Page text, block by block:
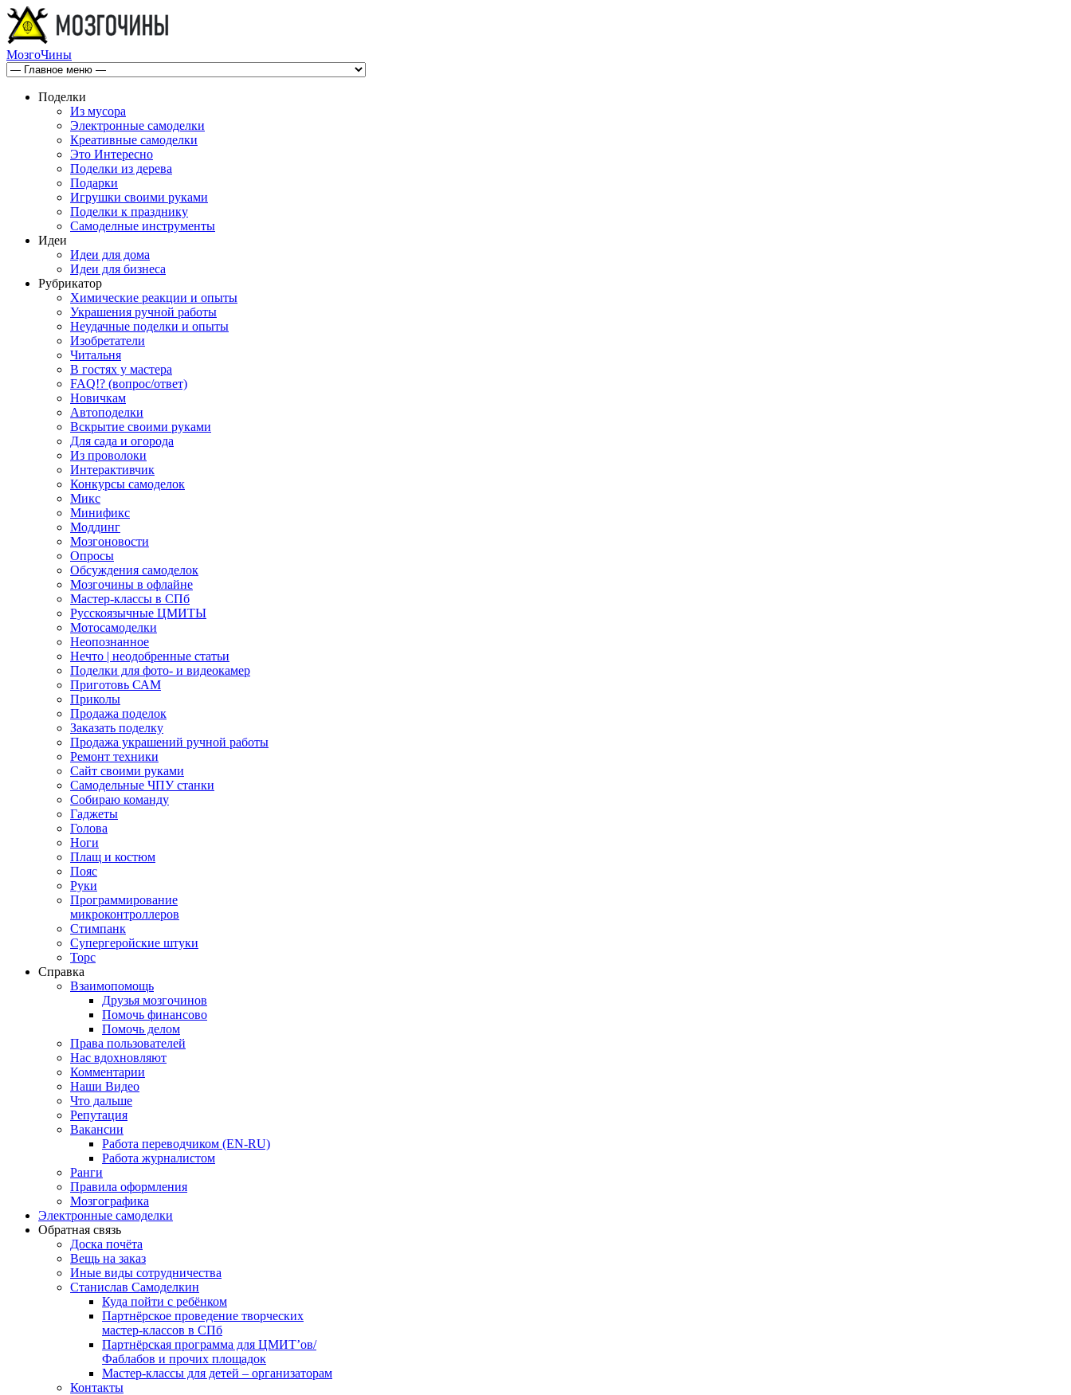
МозгоЧины
Поделки
Из мусора
Электронные самоделки
Креативные самоделки
Это Интересно
Поделки из дерева
Подарки
Игрушки своими руками
Поделки к празднику
Самоделные инструменты
Идеи
Идеи для дома
Идеи для бизнеса
Рубрикатор
Химические реакции и опыты
Украшения ручной работы
Неудачные поделки и опыты
Изобретатели
Читальня
В гостях у мастера
FAQ!? (вопрос/ответ)
Новичкам
Автоподелки
Вскрытие своими руками
Для сада и огорода
Из проволоки
Интерактивчик
Конкурсы самоделок
Микс
Минификс
Моддинг
Мозгоновости
Опросы
Обсуждения самоделок
Мозгочины в офлайне
Мастер-классы в СПб
Русскоязычные ЦМИТЫ
Мотосамоделки
Неопознанное
Нечто | неодобренные статьи
Поделки для фото- и видеокамер
Приготовь САМ
Приколы
Продажа поделок
Заказать поделку
Продажа украшений ручной работы
Ремонт техники
Сайт своими руками
Самодельные ЧПУ станки
Собираю команду
Гаджеты
Голова
Ноги
Плащ и костюм
Пояс
Руки
Программирование
микроконтроллеров
Стимпанк
Супергеройские штуки
Торс
Справка
Взаимопомощь
Друзья мозгочинов
Помочь финансово
Помочь делом
Права пользователей
Нас вдохновляют
Комментарии
Наши Видео
Что дальше
Репутация
Вакансии
Работа переводчиком (EN-RU)
Работа журналистом
Ранги
Правила оформления
Мозгографика
Электронные самоделки
Обратная связь
Доска почёта
Вещь на заказ
Иные виды сотрудничества
Станислав Самоделкин
Куда пойти с ребёнком
Партнёрское проведение творческих
мастер-классов в СПб
Партнёрская программа для ЦМИТ’ов/
Фаблабов и прочих площадок
Мастер-классы для детей – организаторам
Контакты